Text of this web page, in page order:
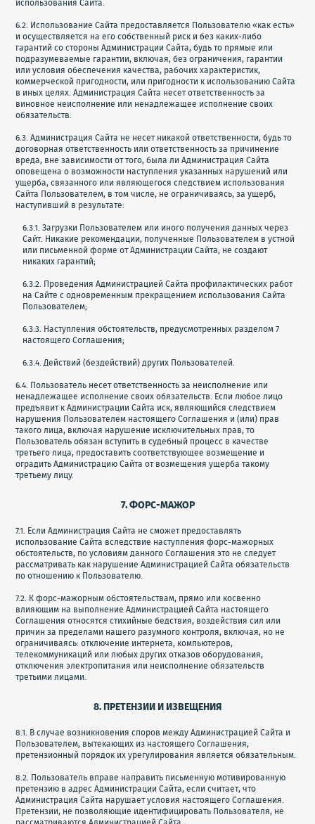
использования Сайта.
6.2. Использование Сайта предоставляется Пользователю «как есть»
и осуществляется на его собственный риск и без каких-либо
гарантий со стороны Администрации Сайта, будь то прямые или
подразумеваемые гарантии, включая, без ограничения, гарантии
или условия обеспечения качества, рабочих характеристик,
коммерческой пригодности, или пригодности к использованию Сайта
в иных целях. Администрация Сайта несет ответственность за
виновное неисполнение или ненадлежащее исполнение своих
обязательств.
6.3. Администрация Сайта не несет никакой ответственности, будь то
договорная ответственность или ответственность за причинение
вреда, вне зависимости от того, была ли Администрация Сайта
оповещена о возможности наступления указанных нарушений или
ущерба, связанного или являющегося следствием использования
Сайта Пользователем, в том числе, не ограничиваясь, за ущерб,
наступивший в результате:
6.3.1. Загрузки Пользователем или иного получения данных через
Сайт. Никакие рекомендации, полученные Пользователем в устной
или письменной форме от Администрации Сайта, не создают
никаких гарантий;
6.3.2. Проведения Администрацией Сайта профилактических работ
на Сайте с одновременным прекращением использования Сайта
Пользователем;
6.3.3. Наступления обстоятельств, предусмотренных разделом 7
настоящего Соглашения;
6.3.4. Действий (бездействий) других Пользователей.
6.4. Пользователь несет ответственность за неисполнение или
ненадлежащее исполнение своих обязательств. Если любое лицо
предъявит к Администрации Сайта иск, являющийся следствием
нарушения Пользователем настоящего Соглашения и (или) прав
такого лица, включая нарушение исключительных прав, то
Пользователь обязан вступить в судебный процесс в качестве
третьего лица, предоставить соответствующее возмещение и
оградить Администрацию Сайта от возмещения ущерба такому
третьему лицу.
7. ФОРС-МАЖОР
7.1. Если Администрация Сайта не сможет предоставлять
использование Сайта вследствие наступления форс-мажорных
обстоятельств, по условиям данного Соглашения это не следует
рассматривать как нарушение Администрацией Сайта обязательств
по отношению к Пользователю.
7.2. К форс-мажорным обстоятельствам, прямо или косвенно
влияющим на выполнение Администрацией Сайта настоящего
Соглашения относятся стихийные бедствия, воздействия сил или
причин за пределами нашего разумного контроля, включая, но не
ограничиваясь: отключение интернета, компьютеров,
телекоммуникаций или любых других отказов оборудования,
отключения электропитания или неисполнение обязательств
третьими лицами.
8. ПРЕТЕНЗИИ И ИЗВЕЩЕНИЯ
8.1. В случае возникновения споров между Администрацией Сайта и
Пользователем, вытекающих из настоящего Соглашения,
претензионный порядок их урегулирования является обязательным.
8.2. Пользователь вправе направить письменную мотивированную
претензию в адрес Администрации Сайта, если считает, что
Администрация Сайта нарушает условия настоящего Соглашения.
Претензии, не позволяющие идентифицировать Пользователя, не